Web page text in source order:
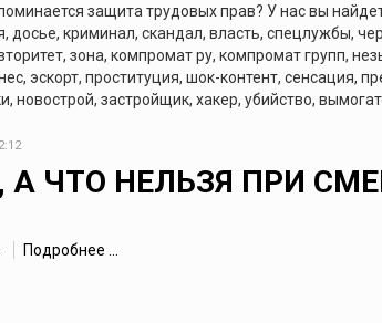
защита трудовых прав? У нас вы
досье, криминал, скандал, власть, спецлужбы,
зона, компромат ру, компромат групп,
эскорт, проституция, шок-контент, сенсация,
новострой, застройщик, хакер, убийство,
ЧТО НЕЛЬЗЯ ПРИ
Подробнее ...